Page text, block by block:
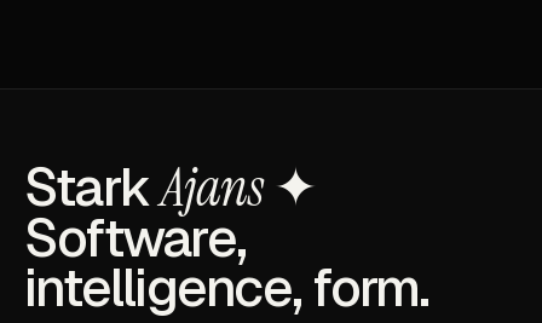
StarkAjans✦
Software,
intelligence, form.